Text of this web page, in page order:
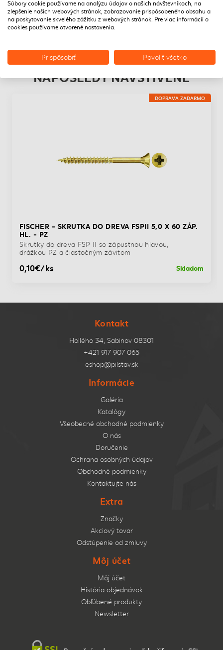
zapustenou hlavou, drážkou PZ a čiastočným závitom.
Nákladovo efektívna skrutka do dreva je vhodná na prácu v
mnohých typoch dreva. Zápustná hlava s drážkou PZ umožňuje
jednoduché a bezpečné nastavenie nástroja. Čiastočný závit
zaručuje zvýšenú bezpečnosť.
NAPOSLEDY NAVŠTÍVENÉ
DOPRAVA ZADARMO
FISCHER - SKRUTKA DO DREVA FSPII 5,0 X 60 ZÁP.
HL. - PZ
Skrutky do dreva FSP II so zápustnou hlavou,
drážkou PZ a čiastočným závitom
0,10€/ks Skladom
Kontakt
Hollého 34, Sabinov 08301
+421 917 907 065
eshop@pilstav.sk
Informácie
Galéria
Katalógy
Všeobecné obchodné podmienky
O nás
Doručenie
Ochrana osobných údajov
Obchodné podmienky
Kontaktujte nás
Extra
Značky
Akciový tovar
Odstúpenie od zmluvy
Môj účet
Môj účet
História objednávok
Obľúbené produkty
Newsletter
Súbory cookie používame na analýzu údajov o našich návštevníkoch, na
zlepšenie našich webových stránok, zobrazovanie prispôsobeného obsahu a
na poskytovanie skvelého zážitku z webových stránok. Pre viac informácií o
cookies používame otvorené nastavenia.
Prispôsobiť Povoliť všetko